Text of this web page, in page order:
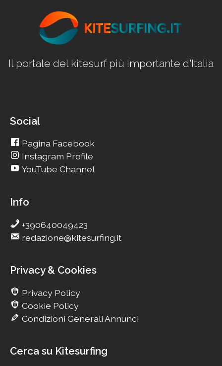
Il portale del kitesurf più importante d'Italia
Social
Pagina Facebook
Instagram Profile
YouTube Channel
Info
+390640049423
redazione@kitesurfing.it
Privacy & Cookies
Privacy Policy
Cookie Policy
Condizioni Generali Annunci
Cerca su Kitesurfing